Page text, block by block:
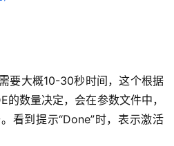
要大概10-30秒时间，这个根据
数量决定，会在参数文件中，
看到提示“Done”时，表示激活